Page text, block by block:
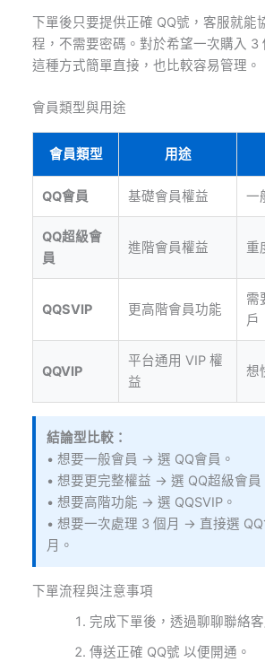
下單後只要提供正確 QQ號，客服就能
程，不需要密碼。對於希望一次購入 3
這種方式簡單直接，也比較容易管理。
會員類型與用途
會員類型 用途
QQ會員 基礎會員權益 一
QQ超級會
員
進階會員權益 重
QQSVIP 更高階會員功能
需
戶
QQVIP
平台通用 VIP 權
益
想
結論型比較：
• 想要一般會員 → 選 QQ會員。
• 想要更完整權益 → 選 QQ超級會員
• 想要高階功能 → 選 QQSVIP。
• 想要一次處理 3 個月 → 直接選
月。
下單流程與注意事項
完成下單後，透過聊聊聯絡客
傳送正確 QQ號 以便開通。